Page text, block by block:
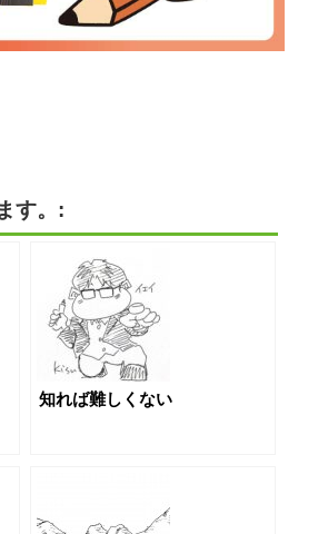
す。:
知れば難しくない